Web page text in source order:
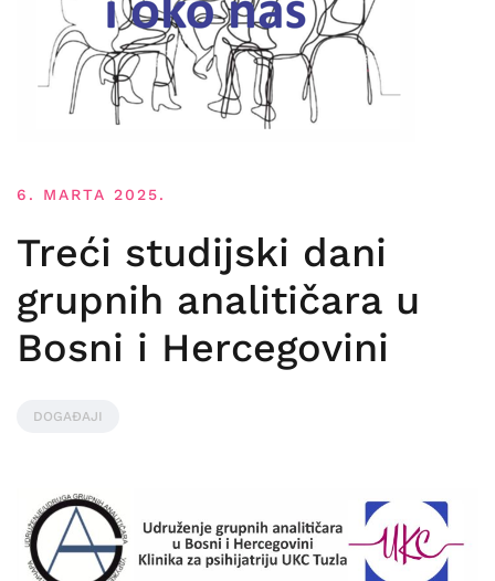
6. MARTA 2025.
Treći studijski dani
grupnih analitičara u
Bosni i Hercegovini
DOGAĐAJI